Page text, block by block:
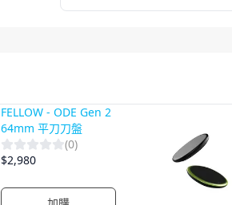
FELLOW - ODE Gen 2
64mm 平刀刀盤
(0)
$2,980